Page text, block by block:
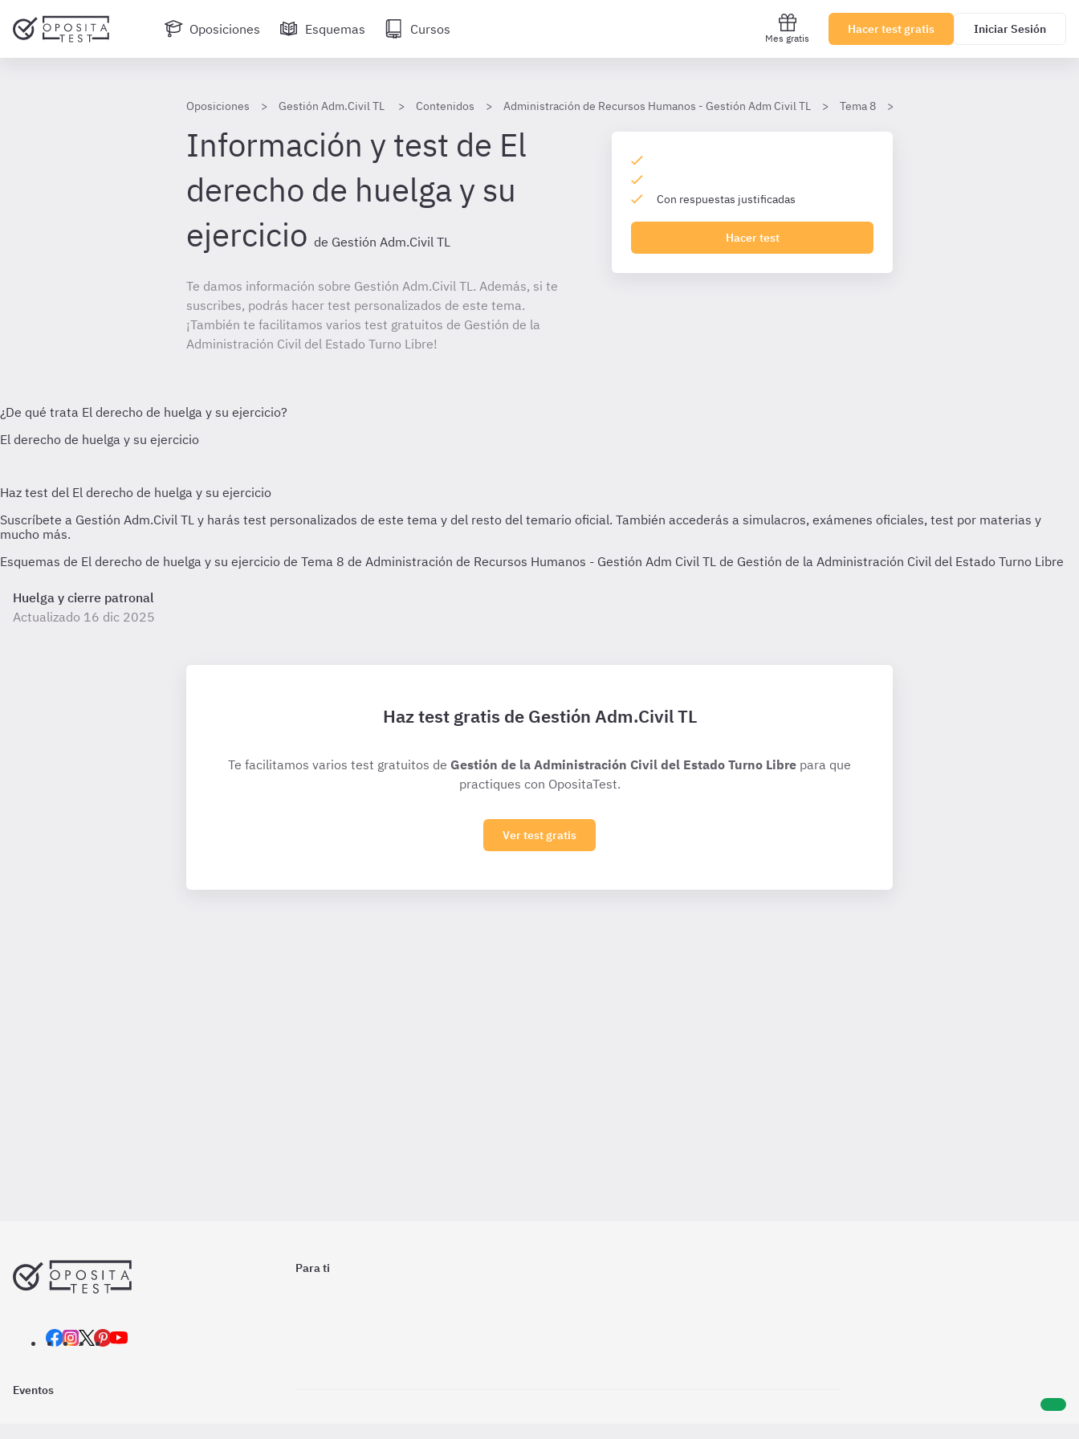
Oposiciones Esquemas Cursos
Mes gratis
Hacer test gratis Iniciar Sesión
Oposiciones Gestión Adm.Civil TL Contenidos Administración de Recursos Humanos - Gestión Adm Civil TL Tema 8
Información y test de El
derecho de huelga y su
ejercicio de Gestión Adm.Civil TL
Te damos información sobre Gestión Adm.Civil TL. Además, si te
suscribes, podrás hacer test personalizados de este tema.
¡También te facilitamos varios test gratuitos de Gestión de la
Administración Civil del Estado Turno Libre!
Con respuestas justificadas
Hacer test
Esquemas de El derecho de huelga y su ejercicio de Tema 8 de Administración de Recursos Humanos - Gestión Adm Civil TL de Gestión de la Administración Civil del Estado Turno Libre
Huelga y cierre patronal
Actualizado 16 dic 2025
Haz test gratis de Gestión Adm.Civil TL
Te facilitamos varios test gratuitos de Gestión de la Administración Civil del Estado Turno Libre para que
practiques con OpositaTest.
Ver test gratis
Para ti
Eventos